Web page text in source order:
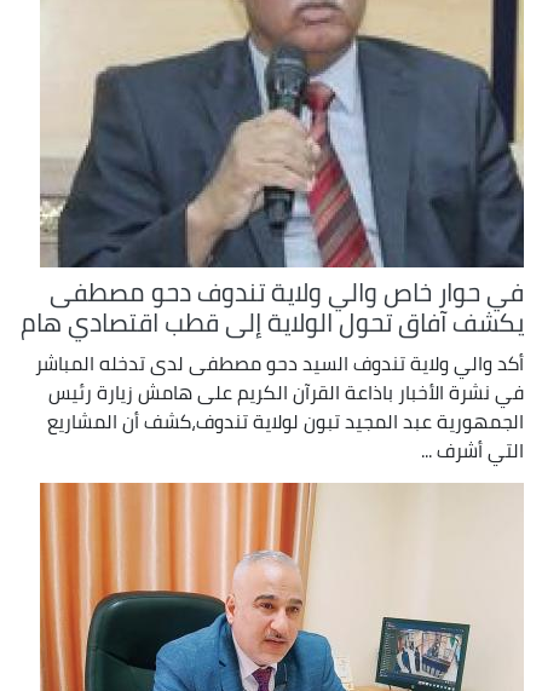
في حوار خاص والي ولاية تندوف دحو مصطفى
يكشف آفاق تحول الولاية إلى قطب اقتصادي هام
أكد والي ولاية تندوف السيد دحو مصطفى لدى تدخله المباشر
في نشرة الأخبار باذاعة القرآن الكريم على هامش زيارة رئيس
الجمهورية عبد المجيد تبون لولاية تندوف،كشف أن المشاريع
التي أشرف ...